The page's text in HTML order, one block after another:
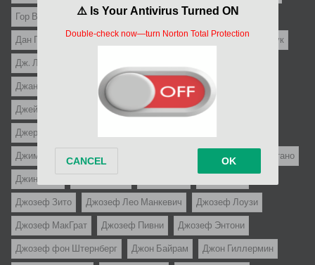
Гор Вербински Гуидо Бриньоне Гэбриел Паскаль
Дан Пица Дени Амар Дени де Ла Пательер Детлеф Бук
Дж. Ли Томпсон
Джанфранко Мингоцци Джастин Леонард Стаубер
Джеймс Гэйл Джеймс Сбарделлати Джереми Каган
Джером Роббинс
Джим Дрэйк Джим Уайнорски Джин Куинтано
Джин Сэкс
Джозеф Зито Джозеф Лео Манкевич Джозеф Лоузи
Джозеф МакГрат Джозеф Пивни Джозеф Энтони
Джозеф фон Штернберг Джон Байрам Джон Гиллермин